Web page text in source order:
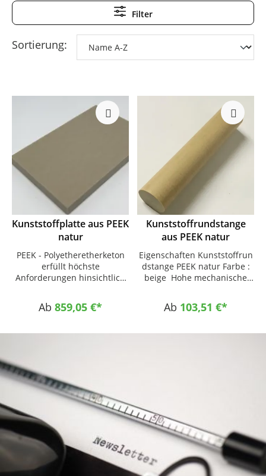
Im Vergleich zu
bietet PEEK eine deutlich höhere
Temperatur- und Druckbeständigkeit. Gegenüber
besitzt PEEK eine höhere mechanische Festigkeit
bei höherem Reibwert.
PEEK wird durchCNC Kunststoffbearbeitungpräzise
verarbeitet. Wir fertigen
Drehteilenach
Zeichnung für anspruchsvolle Anwendungen.
Weitere technische Vergleiche finden Sie in der
Werkstoffkunde
Senden Sie uns Ihre Zeichnung oder technische
Spezifikation.
Wir unterstützen Sie bei
Hochleistungsanwendungen mit PEEK.
Filter
Sortierung:
Kunststoffplatte aus PEEK
natur
PEEK - Polyetheretherketon
erfüllt höchste
Anforderungen hinsichtlich
bis zu 260°C, chemischer
Widerstandsfähigkeit, Gleit-
Strahlenbeständigkeit und
besitzt dieser Werkstoff sehr
gute Gleiteigenschaften und
weist eine hohe
Verschleißfestigkeit auf.
Eigenschaften
Kunststoffplatte PEEK natur
Farbe : beige Hohe
mechanische Festigkeit auch
unter thermischer Belastung
Ab 859,05 €*
Kunststoffrundstange
aus PEEK natur
Eigenschaften Kunststoffrun
dstange PEEK natur Farbe :
beige Hohe mechanische
thermischer Belastung Hohe
Dauergebrauchstemperatur
Beständigkeit Hohe
Einsatztemperaturen und
hohen mechanischen
Belastungen
Elektroisolatoren Transport
Dichtungen Medizintechnik
Luft- und Raumfahrt
Ab 103,51 €*